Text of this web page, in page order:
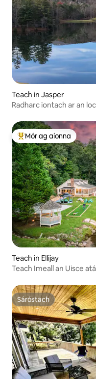
Teach in Jasper
Radharc iontach ar an
An-mhór ag aíonna
Mór ag aíonna
Teach in Ellijay
Teach Imeall an Uisce
Sáróstach
Sáróstach